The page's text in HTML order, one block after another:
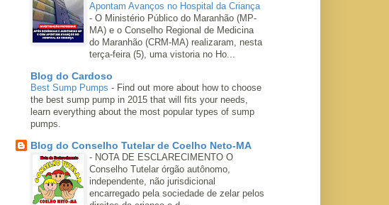
Apontam Avanços no Hospital da Criança
- O Ministério Público do Maranhão (MP-
MA) e o Conselho Regional de Medicina
do Maranhão (CRM-MA) realizaram, nesta
terça-feira (5), uma vistoria no Ho...
Blog do Cardoso
Best Sump Pumps - Find out more about how to choose
the best sump pump in 2015 that will fits your needs,
learn everything about the most popular types of sump
pumps.
Blog do Conselho Tutelar de Coelho Neto-MA
- NOTA DE ESCLARECIMENTO O
Conselho Tutelar órgão autônomo,
independente, não jurisdicional
encarregado pela sociedade de zelar pelos